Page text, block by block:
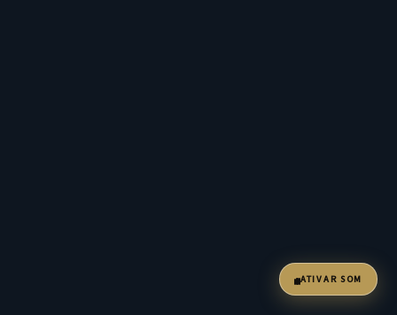
ATIVAR SOM